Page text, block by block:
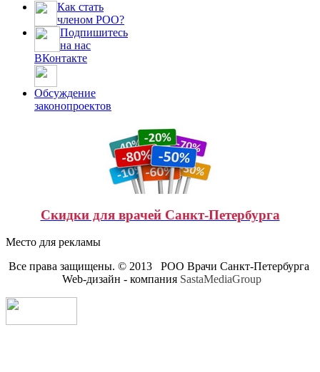
Как стать
членом РОО?
Подпишитесь
на нас
ВКонтакте
Обсуждение
законопроектов
Скидки для врачей Санкт-Петербурга
Место для рекламы
Все права защищены. © 2013 РОО Врачи Санкт-Петербурга
Web-дизайн - компания SastaMediaGroup